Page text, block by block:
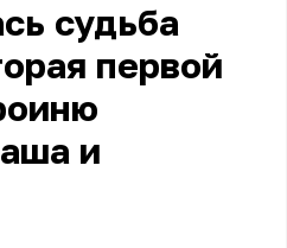
судьба
первой
и